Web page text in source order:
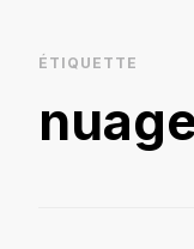
ÉTIQUETTE